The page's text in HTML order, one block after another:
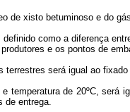
de xisto betuminoso e do
como a diferença
e os pontos de
será igual ao
temperatura de 20ºC,
de entrega.